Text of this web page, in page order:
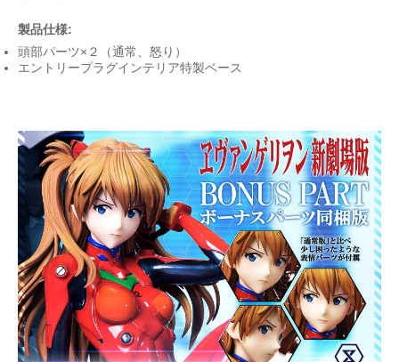
製品仕様:
頭部パーツ×２（通常、怒り）
エントリープラグインテリア特製ベース